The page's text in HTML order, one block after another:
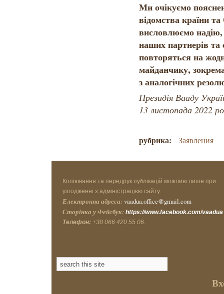
Ми очікуємо
відомства країни
висловлюємо надію,
наших партнерів та
повторяться на
майданчику,
з аналогічних
Президія
13 листопада 2022
рубрика: Заявления
Копіювання та передрук публікацій можливі лише при
узгодженні з адміністрацією сайту.
Електронна адреса: vaadua.office@gmail.com
Сторінка у Фейсбук: https://www.facebook.com/vaadua
Телефон: +38 066 420 55 06.